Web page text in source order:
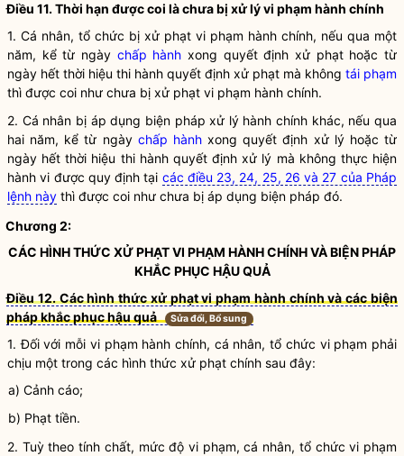
Điều 11. Thời hạn được coi là chưa bị xử lý vi phạm hành chính
1. Cá nhân, tổ chức bị xử phạt vi phạm hành chính, nếu qua một
năm, kể từ ngày chấp hành xong quyết định xử phạt hoặc từ
ngày hết thời hiệu thi hành quyết định xử phạt mà không tái phạm
thì được coi như chưa bị xử phạt vi phạm hành chính.
2. Cá nhân bị áp dụng biện pháp xử lý hành chính khác, nếu qua
hai năm, kể từ ngày chấp hànhxong quyết định xử lý hoặc từ
ngày hết thời hiệu thi hành quyết định xử lý mà không thực hiện
hành vi được quy định tại các điều 23, 24, 25, 26 và 27 của Pháp
lệnh này thì được coi như chưa bị áp dụng biện pháp đó.
Chương 2:
CÁC HÌNH THỨC XỬ PHẠT VI PHẠM HÀNH CHÍNHVÀ BIỆN PHÁP
KHẮC PHỤC HẬU QUẢ
Điều 12. Các hình thức xử phạt vi phạm hành chính và các biện
pháp khắc phục hậu quả
Sửa đổi, Bổ sung
1. Đối với mỗi vi phạm hành chính, cá nhân,tổ chức vi phạm phải
chịu một trong các hình thức xử phạt chính sau đây:
a) Cảnh cáo;
b) Phạt tiền.
2. Tuỳ theo tính chất, mức độ vi phạm, cá nhân, tổ chức vi phạm